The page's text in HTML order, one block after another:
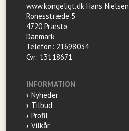
www.kongeligt.dk Hans Nielsen
Ronesstræde 5
4720 Præstø
Danmark
Telefon: 21698034
Cvr: 13118671
INFORMATION
Nyheder
Tilbud
Profil
Vilkår